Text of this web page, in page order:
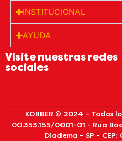
INSTITUCIONAL
AYUDA
Visite nuestras redes
sociales
KOBBER © 2024 - Todos
00.353.155/0001-01 - Rua
Diadema - SP -